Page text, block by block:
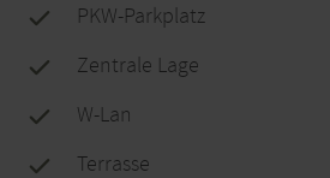
PKW-Parkplatz
Zentrale Lage
W-Lan
Terrasse